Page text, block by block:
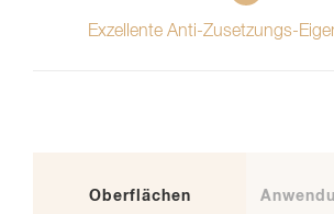
Exzellente Anti-Zusetzungs-
Oberflächen